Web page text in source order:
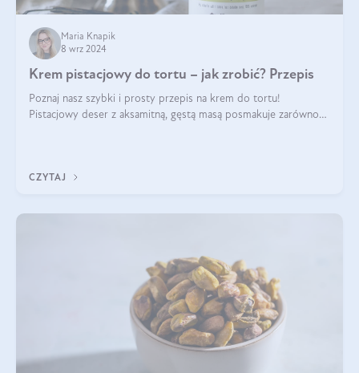
Maria Knapik
8 wrz 2024
Krem pistacjowy do tortu – jak zrobić? Przepis
Poznaj nasz szybki i prosty przepis na krem do tortu!
Pistacjowy deser z aksamitną, gęstą masą posmakuje zarówno
CZYTAJ